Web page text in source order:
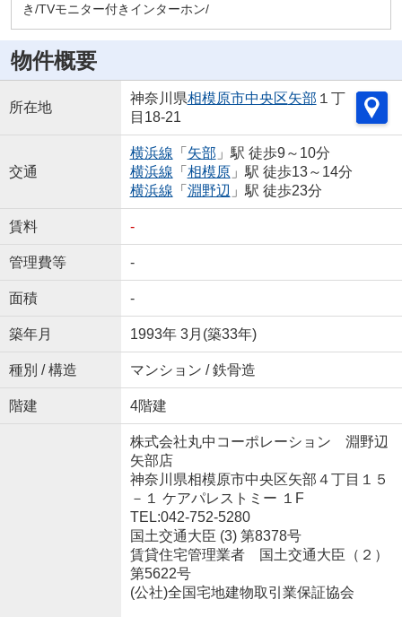
き/TVモニター付きインターホン/
物件概要
所在地
神奈川県相模原市中央区矢部 １丁
目18-21
交通
横浜線 「 矢部 」駅 徒歩9～10分
横浜線 「 相模原」駅 徒歩13～14分
横浜線 「 淵野辺 」駅 徒歩23分
賃料 -
管理費等 -
面積 -
築年月 1993年 3月(築33年)
種別 / 構造 マンション / 鉄骨造
階建 4階建
株式会社丸中コーポレーション 淵野辺
矢部店
神奈川県相模原市中央区矢部４丁目１５
－１ ケアパレストミー １F
TEL:042-752-5280
国土交通大臣 (3) 第8378号
賃貸住宅管理業者 国土交通大臣（２）
第5622号
(公社)全国宅地建物取引業保証協会